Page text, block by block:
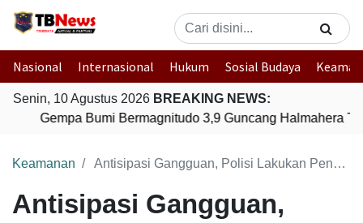
Nasional Internasional Hukum Sosial Budaya
Senin, 10 Agustus 2026 BREAKING NEWS:
Gempa Bumi Bermagnitudo 3,9 Guncang Halmahera
Keamanan Antisipasi Gangguan, Polisi Lakukan Pengamanan dan Pengecekan Gudang Logistik KPU di Balikpapan
Antisipasi Gangguan,